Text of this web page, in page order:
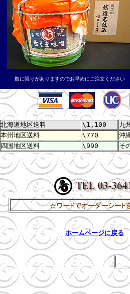
数に限りがありますのでお早めにご注文ください
北海道地区送料 \1,100
九
本州地区送料
\770
沖
四国地区送料
\990 そ
ホームページに戻る